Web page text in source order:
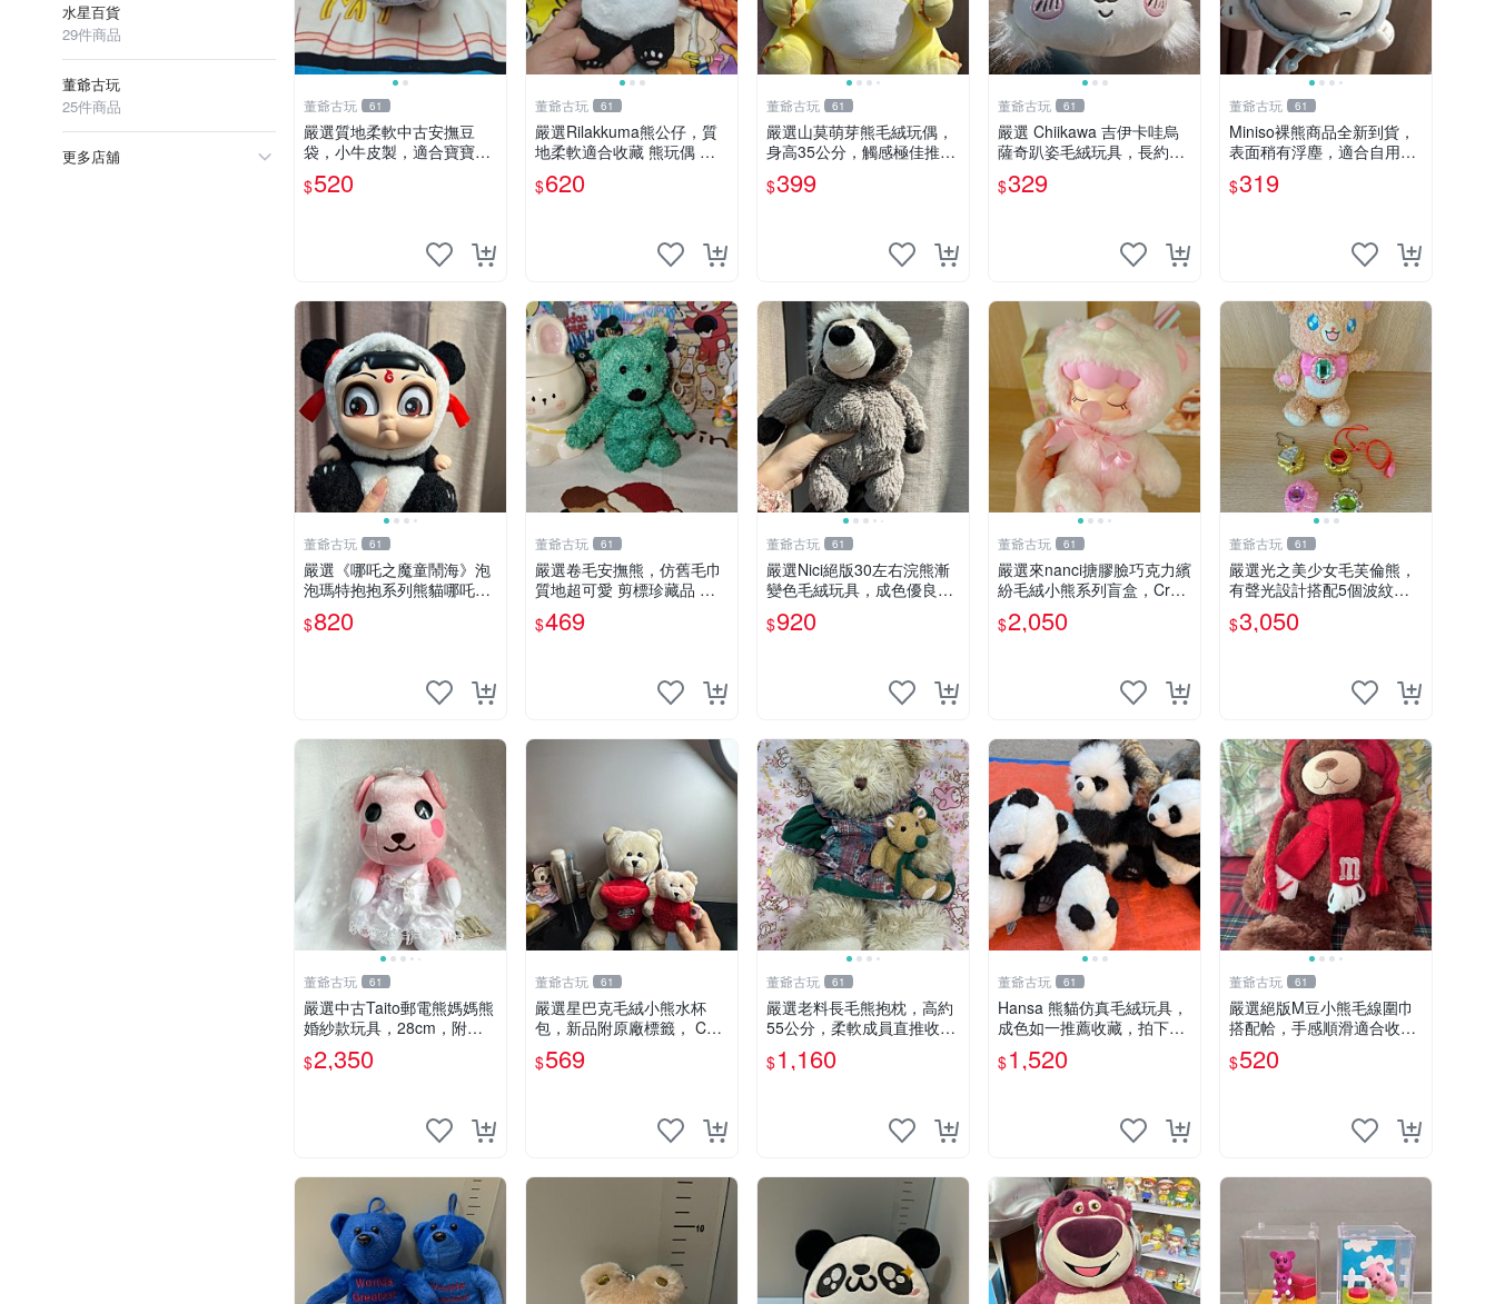
水星百貨
29件商品
董爺古玩
25件商品
更多店舖
董爺古玩 61
嚴選質地柔軟中古安撫豆
袋，小牛皮製，適合寶寶安
心入眠。 安撫豆袋 小牛皮
寶寶安撫
$520
董爺古玩 61
嚴選Rilakkuma熊公仔，質
地柔軟適合收藏 熊玩偶 柔
軟 公仔 收藏
$620
董爺古玩 61
嚴選山莫萌芽熊毛絨玩偶，
身高35公分，觸感極佳推薦
收藏 萌芽熊 毛絨玩偶 串珠
玩偶
$399
董爺古玩 61
嚴選 Chiikawa 吉伊卡哇烏
薩奇趴姿毛絨玩具，長約30
cm，質地超軟適合收藏 烏
薩奇 Chiikawa 毛絨 超軟
$329
董爺古玩 61
Miniso裸熊商品全新到貨，
表面稍有浮塵，適合自用收
藏嚴選款。 裸熊 商品 裸熊
玩偶
$319
董爺古玩 61
嚴選《哪吒之魔童鬧海》泡
泡瑪特抱抱系列熊貓哪吒搪
膠臉毛絨， STATE：如圖顯
示 哪吒 毛絨公仔 泡泡瑪特
$820
董爺古玩 61
嚴選卷毛安撫熊，仿舊毛巾
質地超可愛 剪標珍藏品 老
式毛巾質地 安撫熊 款式
$469
董爺古玩 61
嚴選Nici絕版30左右浣熊漸
變色毛絨玩具，成色優良伴
隨原廠牌標 浣熊 玩具 毛絨
$920
董爺古玩 61
嚴選來nanci搪膠臉巧克力繽
紛毛絨小熊系列盲盒，Crea
my櫻花巧藝盲盒 隱藏款Cre
amy櫻花巧藝 嬰熊盲盒娃娃
$2,050
董爺古玩 61
嚴選光之美少女毛芙倫熊，
有聲光設計搭配5個波紋
石，成色完美如圖。爽快附
電池，讓愛心不打折扣。 光
$3,050
董爺古玩 61
嚴選中古Taito郵電熊媽媽熊
婚紗款玩具，28cm，附原
盒，保存極佳實拍，婚紗細
節清晰可見，偶像收藏推薦
$2,350
董爺古玩 61
嚴選星巴克毛絨小熊水杯
包，新品附原廠標籤， CO
NDITION 良好，詳情請參閱
商品圖片。 星巴克 毛絨小
$569
董爺古玩 61
嚴選老料長毛熊抱枕，高約
55公分，柔軟成員直推收藏
長毛熊 柔軟熊抱枕 55公分
$1,160
董爺古玩 61
Hansa 熊貓仿真毛絨玩具，
成色如一推薦收藏，拍下無
疑心 熊貓 毛絨玩具 收藏
$1,520
董爺古玩 61
嚴選絕版M豆小熊毛線圍巾
搭配帢，手感順滑適合收藏
絕版M豆小熊、圍巾、毛線
帢 經典好搭
$520